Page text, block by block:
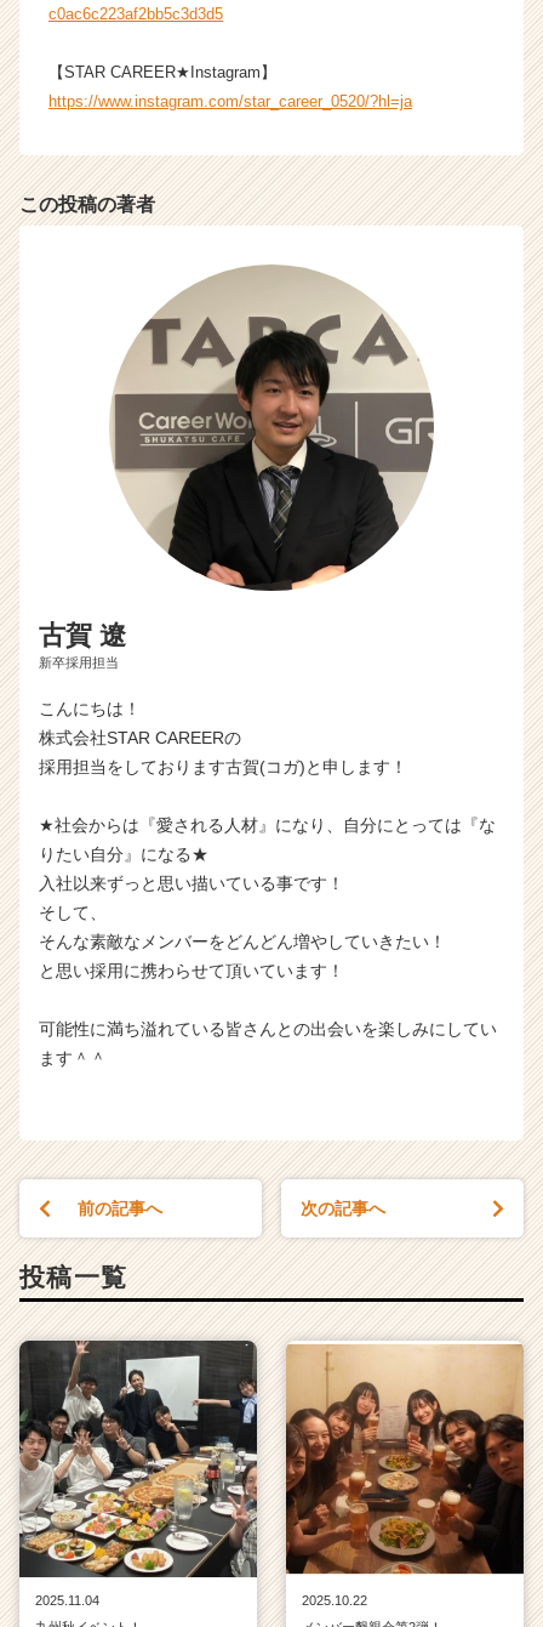
ア
e
c0ac6c223af2bb5c3d3d5
【STAR CAREER★Instagram】
https://www.instagram.com/star_career_0520/?hl=ja
この投稿の著者
古賀 遼
新卒採用担当
こんにちは！
株式会社STAR CAREERの
採用担当をしております古賀(コガ)と申します！
★社会からは『愛される人材』になり、自分にとっては『な
りたい自分』になる★
入社以来ずっと思い描いている事です！
そして、
そんな素敵なメンバーをどんどん増やしていきたい！
と思い採用に携わらせて頂いています！
可能性に満ち溢れている皆さんとの出会いを楽しみにしてい
ます＾＾
前の記事へ 次の記事へ
投稿一覧
2025.11.04
2025.10.22